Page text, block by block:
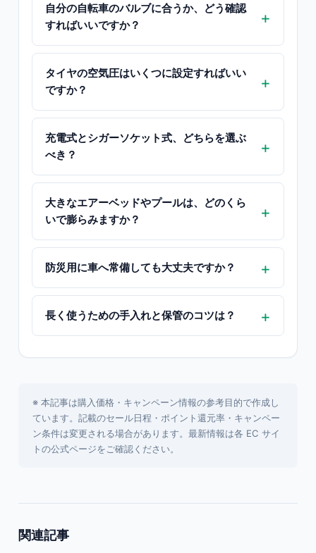
自分の自転車のバルブに合うか、どう確認
すればいいですか？
タイヤの空気圧はいくつに設定すればいい
ですか？
充電式とシガーソケット式、どちらを選ぶ
べき？
大きなエアーベッドやプールは、どのくら
いで膨らみますか？
防災用に車へ常備しても大丈夫ですか？
長く使うための手入れと保管のコツは？
※ 本記事は購入価格・キャンペーン情報の参考目的で作成し
ています。記載のセール日程・ポイント還元率・キャンペー
ン条件は変更される場合があります。最新情報は各 EC サイ
トの公式ページをご確認ください。
関連記事